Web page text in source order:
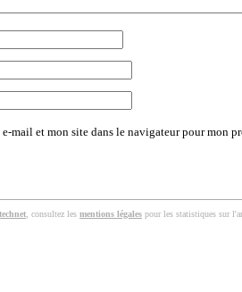
mail et mon site dans le navigateur pour mon
, consultez les mentions légales pour les statistiques sur